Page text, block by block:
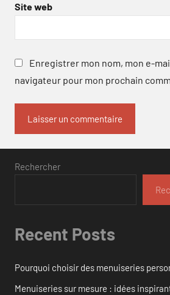
Site web
Enregistrer mon nom, mon e-
navigateur pour mon prochain
Rechercher
Recent Posts
Pourquoi choisir des menuiseries
Menuiseries sur mesure : idées